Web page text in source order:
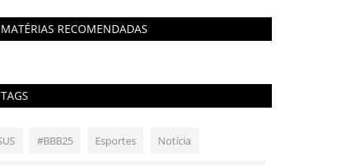
MATÉRIAS RECOMENDADAS
TAGS
#BBB25 Esportes Notícia